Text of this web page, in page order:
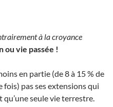
à la croyance
ou vie passée !
en partie (de 8 à 15 % de
fois) pas ses extensions qui
seule vie terrestre.